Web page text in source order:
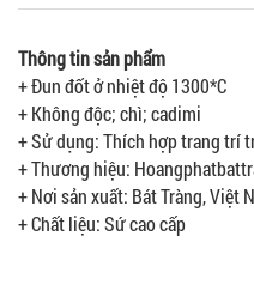
Thông tin sản phẩm
+ Đun đốt ở nhiệt độ 1300*C
+ Không độc; chì; cadimi
+ Sử dụng: Thích hợp trang trí
+ Thương hiệu:
+ Nơi sản xuất: Bát Tràng, Việt
+ Chất liệu: Sứ cao cấp